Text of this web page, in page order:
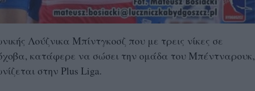
Λούζνικα Μπίντγκοσζ που με τρεις νίκες σε
κατάφερε να σώσει την ομάδα του Μπέντναρουκ,
στην Plus Liga.